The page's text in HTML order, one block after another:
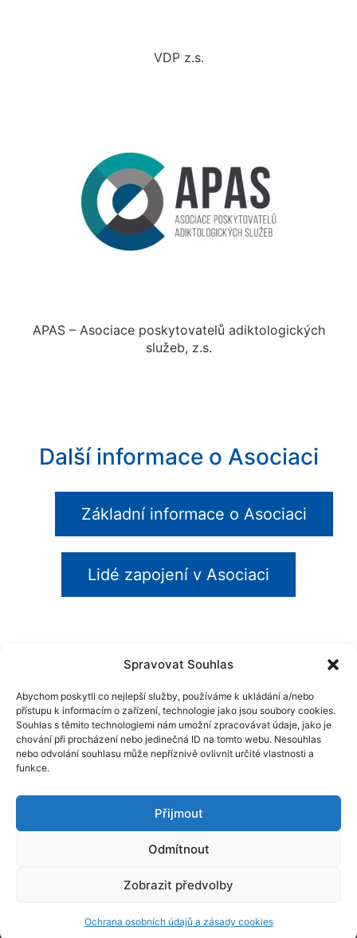
Spravovat Souhlas
Abychom poskytli co nejlepší služby, používáme k ukládání a/nebo
přístupu k informacím o zařízení, technologie jako jsou soubory cookies.
Souhlas s těmito technologiemi nám umožní zpracovávat údaje, jako je
chování při procházení nebo jedinečná ID na tomto webu. Nesouhlas
nebo odvolání souhlasu může nepříznivě ovlivnit určité vlastnosti a
funkce.
Přijmout
Odmítnout
Zobrazit předvolby
Ochrana osobních údajů a zásady cookies
VDP z.s.
APAS – Asociace poskytovatelů adiktologických
služeb, z.s.
Další informace o Asociaci
Základní informace o Asociaci
Lidé zapojení v Asociaci
Chcete vědět o tom, co se u nás děje a mít
vždy čerstvé informace?
Chci novinky emailem
© 2026 Asociace organizací v oblasti vězeňství
Proudly created by Styro.